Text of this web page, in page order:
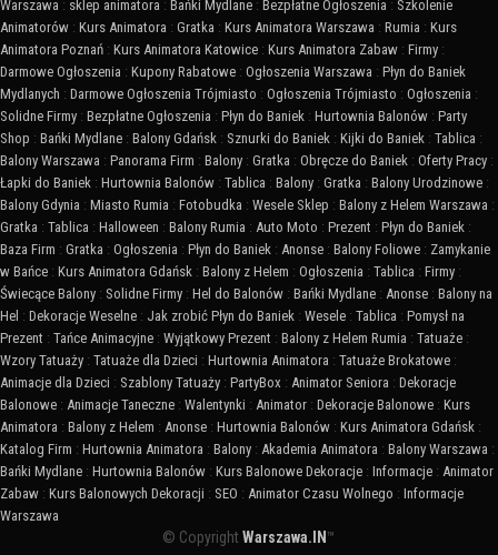
Warszawa : sklep animatora : Bańki Mydlane : Bezpłatne Ogłoszenia : Szkolenie
Animatorów : Kurs Animatora : Gratka : Kurs Animatora Warszawa : Rumia : Kurs
Animatora Poznań : Kurs Animatora Katowice : Kurs Animatora Zabaw : Firmy :
Darmowe Ogłoszenia : Kupony Rabatowe : Ogłoszenia Warszawa : Płyn do Baniek
Mydlanych : Darmowe Ogłoszenia Trójmiasto : Ogłoszenia Trójmiasto : Ogłoszenia :
Solidne Firmy : Bezpłatne Ogłoszenia : Płyn do Baniek : Hurtownia Balonów : Party
Shop : Bańki Mydlane : Balony Gdańsk : Sznurki do Baniek : Kijki do Baniek : Tablica :
Balony Warszawa : Panorama Firm : Balony : Gratka : Obręcze do Baniek : Oferty Pracy :
Łapki do Baniek : Hurtownia Balonów : Tablica : Balony : Gratka : Balony Urodzinowe :
Balony Gdynia : Miasto Rumia : Fotobudka : Wesele Sklep : Balony z Helem Warszawa :
Gratka : Tablica : Halloween : Balony Rumia : Auto Moto : Prezent : Płyn do Baniek :
Baza Firm : Gratka : Ogłoszenia : Płyn do Baniek : Anonse : Balony Foliowe : Zamykanie
w Bańce : Kurs Animatora Gdańsk : Balony z Helem : Ogłoszenia : Tablica : Firmy :
Świecące Balony : Solidne Firmy : Hel do Balonów : Bańki Mydlane : Anonse : Balony na
Hel : Dekoracje Weselne : Jak zrobić Płyn do Baniek : Wesele : Tablica : Pomysł na
Prezent : Tańce Animacyjne : Wyjątkowy Prezent : Balony z Helem Rumia : Tatuaże :
Wzory Tatuaży : Tatuaże dla Dzieci : Hurtownia Animatora : Tatuaże Brokatowe :
Animacje dla Dzieci : Szablony Tatuaży : PartyBox : Animator Seniora : Dekoracje
Balonowe : Animacje Taneczne : Walentynki : Animator : Dekoracje Balonowe : Kurs
Animatora : Balony z Helem : Anonse : Hurtownia Balonów : Kurs Animatora Gdańsk :
Katalog Firm : Hurtownia Animatora : Balony : Akademia Animatora : Balony Warszawa :
Bańki Mydlane : Hurtownia Balonów : Kurs Balonowe Dekoracje : Informacje : Animator
Zabaw : Kurs Balonowych Dekoracji : SEO : Animator Czasu Wolnego : Informacje
Warszawa
© CopyrightWarszawa.IN ™